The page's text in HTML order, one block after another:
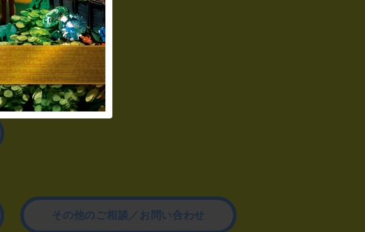
その他のご相談／お問い合わせ